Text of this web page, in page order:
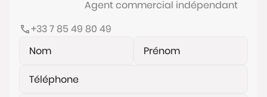
Agent commercial indépendant
+33 7 85 49 80 49